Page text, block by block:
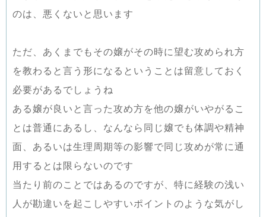
のは、悪くないと思います
ただ、あくまでもその嬢がその時に望む攻められ方
を教わると言う形になるということは留意しておく
必要があるでしょうね
ある嬢が良いと言った攻め方を他の嬢がいやがるこ
とは普通にあるし、なんなら同じ嬢でも体調や精神
面、あるいは生理周期等の影響で同じ攻めが常に通
用するとは限らないのです
当たり前のことではあるのですが、特に経験の浅い
人が勘違いを起こしやすいポイントのような気がし